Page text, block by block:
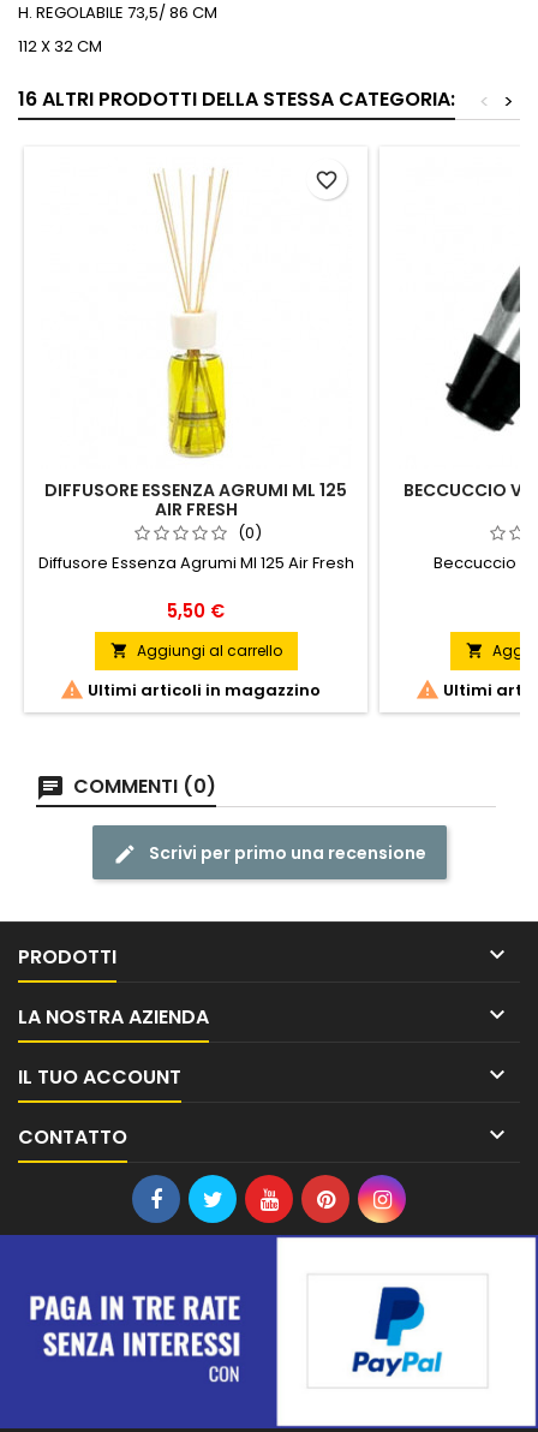
H. REGOLABILE 73,5/ 86 CM
112 X 32 CM
16 ALTRI PRODOTTI DELLA STESSA CATEGORIA: >
<
DIFFUSORE ESSENZA AGRUMI ML 125
AIR FRESH
(0)
Diffusore Essenza Agrumi Ml 125 Air Fresh
Prezzo
5,50 €
 Aggiungi al carrello
 Ultimi articoli in magazzino
favorite_border
BECCUCCIO
Beccuccio

 Ultimi
COMMENTI (0)
Scrivi per primo una recensione
PRODOTTI 
LA NOSTRA AZIENDA 
IL TUO ACCOUNT 
CONTATTO 